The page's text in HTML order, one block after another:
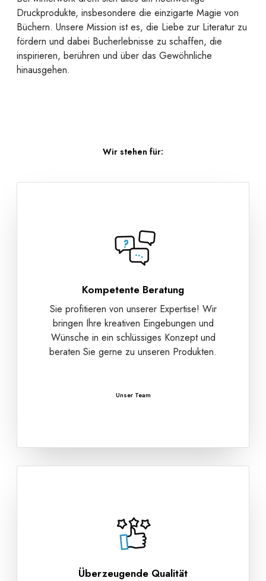
Druckprodukte, insbesondere die einzigarte Magie von
Büchern. Unsere Mission ist es, die Liebe zur Literatur zu
fördern und dabei Bucherlebnisse zu schaffen, die
inspirieren, berühren und über das Gewöhnliche
hinausgehen.
Wir stehen für:
Kompetente Beratung
Sie profitieren von unserer Expertise! Wir
bringen Ihre kreativen Eingebungen und
Wünsche in ein schlüssiges Konzept und
beraten Sie gerne zu unseren Produkten.
Unser Team
Überzeugende Qualität